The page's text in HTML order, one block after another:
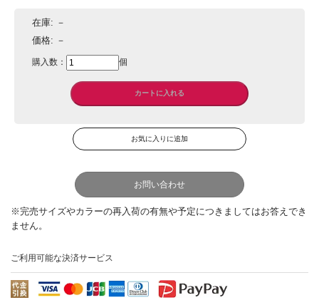
在庫: －
価格: －
購入数： 個
お問い合わせ
ご利用可能な決済サービス